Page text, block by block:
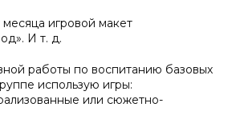
игровой макет
И т. д.
работы по воспитанию базовых
использую игры:
или сюжетно-